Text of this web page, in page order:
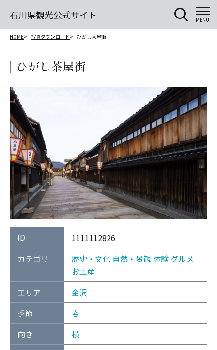
石川県観光公式サイト MENU
HOME 写真ダウンロード ひがし茶屋街
ひがし茶屋街
ID
1111112826
カテゴリ
歴史・文化 自然・景観 体験 グルメ
お土産
エリア
金沢
季節
春
向き
横